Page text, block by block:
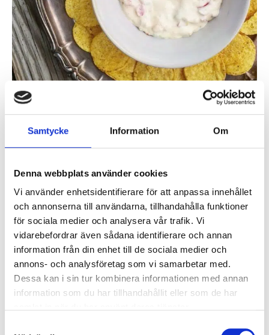
Samtycke Information Om
Denna webbplats använder cookies
Vi använder enhetsidentifierare för att anpassa innehållet
och annonserna till användarna, tillhandahålla funktioner
för sociala medier och analysera vår trafik. Vi
vidarebefordrar även sådana identifierare och annan
information från din enhet till de sociala medier och
annons- och analysföretag som vi samarbetar med.
Dessa kan i sin tur kombinera informationen med annan
information som du har tillhandahållit eller som de har
Lakritsdoftande corn
Enkel men smarrig dippsås som passar perfekt till
kräftorna! Söt majs, syrlig créme fraichen och
krämig ost bildar en härlig smakkombination.
Lakritsen rundar av dippen och gör den len och
underbar. Avnjut med tex nachochips i väntan på
att brödet skall bli rostat eller att Västerbottenpajen
skall passera dig. Dippen passar också utmärkt till
snackset och fördrinken.
Ingredienser